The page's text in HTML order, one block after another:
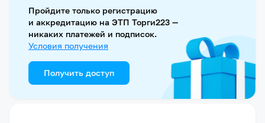
Пройдите только регистрацию
и аккредитацию на ЭТП Торги223 —
никаких платежей и подписок.
Условия получения
Получить доступ